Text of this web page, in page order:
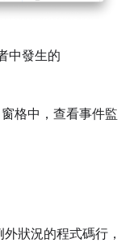
中發生的
窗格中，查看事件監
狀況的程式碼行，